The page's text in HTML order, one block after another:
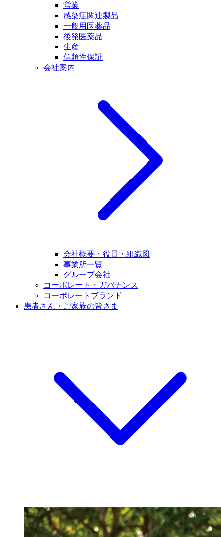
営業
感染症関連製品
一般用医薬品
後発医薬品
生産
信頼性保証
会社案内
会社概要・役員・組織図
事業所一覧
グループ会社
コーポレート・ガバナンス
コーポレートブランド
患者さん・ご家族の皆さま